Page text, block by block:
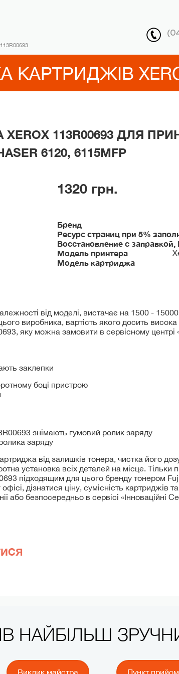
КАРТРИДЖІВ
113R00693 ДЛЯ
6120, 6115MFP
1320 грн.
Бренд
Ресурс страниц при 5%
Восстановление с заправкой,
Модель принтера
Модель картриджа
від моделі, вистачає на 1500 - 15000
виробника, вартість якого досить
яку можна замовити в сервісному центрі
заклепки
боці пристрою
знімають гумовий ролик заряду
заряду
від залишків тонера, чистка його
установка всіх деталей на місце. Тільки
підходящим для цього бренду тонером
дізнатися ціну, сумісність картриджів
або безпосередньо в сервісі «Інноваційні
НАЙБІЛЬШ
Виклик майстра Пункт